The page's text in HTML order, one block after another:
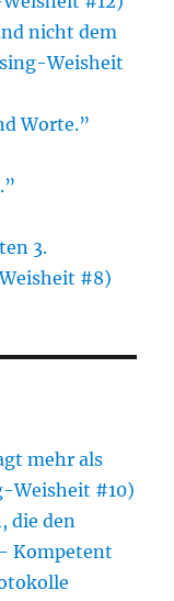
nicht dem
Weisheit
Worte.”
3.
#8)
mehr als
Weisheit #10)
die den
Kompetent